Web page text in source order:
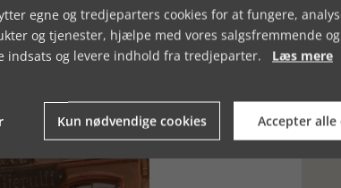
ud i en række sidelinjer, der er ganske
liv. Det danner grobund for flere konflikter.
sten for Eva”.
egne og tredjeparters cookies for at fungere,
og tjenester, hjælpe med vores salgsfremmende og
indsats og levere indhold fra tredjeparter. Læs mere
Kun nødvendige cookies Accepter alle